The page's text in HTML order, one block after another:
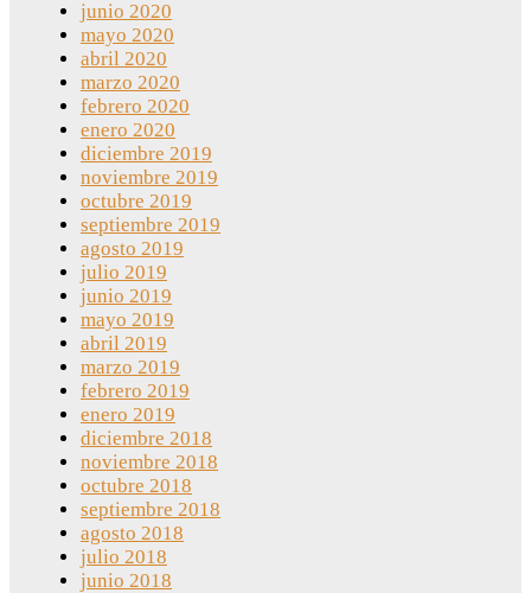
junio 2020
mayo 2020
abril 2020
marzo 2020
febrero 2020
enero 2020
diciembre 2019
noviembre 2019
octubre 2019
septiembre 2019
agosto 2019
julio 2019
junio 2019
mayo 2019
abril 2019
marzo 2019
febrero 2019
enero 2019
diciembre 2018
noviembre 2018
octubre 2018
septiembre 2018
agosto 2018
julio 2018
junio 2018